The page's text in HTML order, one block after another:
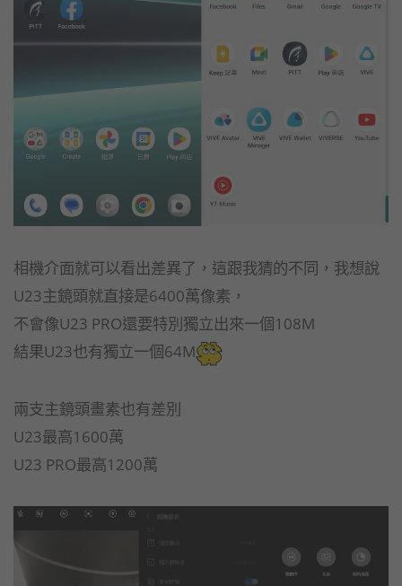
相機介面就可以看出差異了，這跟我猜的不同，我想說
U23主鏡頭就直接是6400萬像素，
不會像U23 PRO還要特別獨立出來一個108M
結果U23也有獨立一個64M
兩支主鏡頭畫素也有差別
U23最高1600萬
U23 PRO最高1200萬